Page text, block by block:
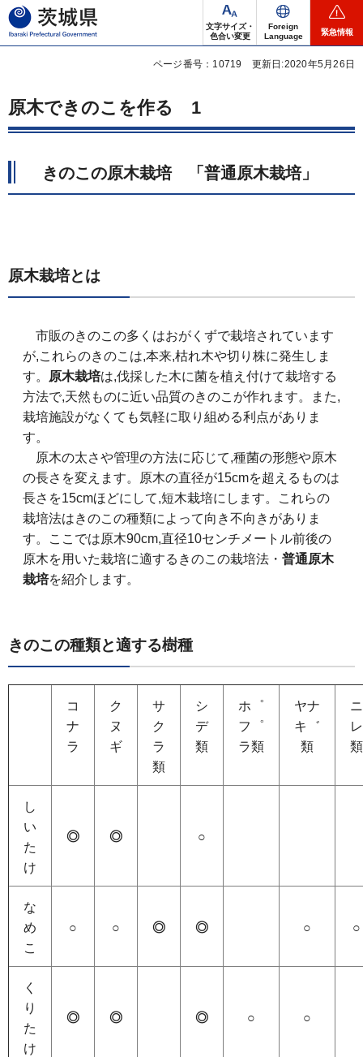
茨城県
文字サイズ・
色合い変更
Foreign
Language
緊急情報
ページ番号：10719 更新日:2020年5月26日
原木できのこを作る 1
きのこの原木栽培 「普通原木栽培」
原木栽培とは
市販のきのこの多くはおがくずで栽培されています
が,これらのきのこは,本来,枯れ木や切り株に発生しま
す。
原木栽培は,伐採した木に菌を植え付けて栽培する
方法で,天然ものに近い品質のきのこが作れます。また,
栽培施設がなくても気軽に取り組める利点がありま
す。
原木の太さや管理の方法に応じて,種菌の形態や原木
の長さを変えます。原木の直径が15cmを超えるものは
長さを15cmほどにして,短木栽培にします。これらの
栽培法はきのこの種類によって向き不向きがありま
す。ここでは原木90cm,直径10センチメートル前後の
原木を用いた栽培に適するきのこの栽培法・ 普通原木
栽培を紹介します。
きのこの種類と適する樹種
コ
ナ
ラ
ク
ヌ
ギ
サ
ク
ラ
類
シ
デ
類
ホ゜
フ゜
ラ類
ヤナ
キ゛
類
ニ
レ
類
し
い
た
け
◎ ◎ ○
な
め
こ
○ ○ ◎ ◎ ○ ○
く
り
た
け
◎ ◎ ◎ ○ ○